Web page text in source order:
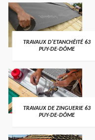
TRAVAUX D'ETANCHÉITÉ 63
PUY-DE-DÔME
TRAVAUX DE ZINGUERIE 63
PUY-DE-DÔME